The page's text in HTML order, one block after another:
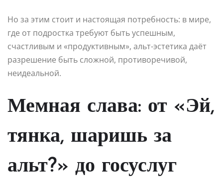
Но за этим стоит и настоящая потребность: в мире,
где от подростка требуют быть успешным,
счастливым и «продуктивным», альт-эстетика даёт
разрешение быть сложной, противоречивой,
неидеальной.
Мемная слава: от «Эй,
тянка, шаришь за
альт?» до госуслуг